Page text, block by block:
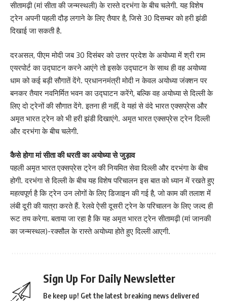
सीतामढ़ी (मां सीता की जन्मस्थली) के रास्ते दरभंगा के बीच चलेगी. यह विशेष
ट्रेन अपनी पहली दौड़ लगाने के लिए तैयार है, जिसे 30 दिसम्बर को हरी झंडी
दिखाई जा सकती है.
दरअसल, पीएम मोदी जब 30 दिसंबर को उत्तर प्रदेश के अयोध्या में श्री राम
एयरपोर्ट का उद्घाटन करने आएंगे तो इसके उद्घाटन के साथ ही वह अयोध्या
धाम को कई बड़ी सौगातें देंगे. प्रधाननमंत्री मोदी न केवल अयोध्या जंक्शन पर
बनकर तैयार नवनिर्मित भवन का उद्घाटन करेंगे, बल्कि वह अयोध्या से दिल्ली के
लिए दो ट्रेनों की सौगात देंगे. इतना ही नहीं, वे यहां से वंदे भारत एक्सप्रेस और
अमृत भारत ट्रेन को भी हरी झंडी दिखाएंगे. अमृत भारत एक्सप्रेस ट्रेन दिल्ली
और दरभंगा के बीच चलेगी.
कैसे होगा मां सीता की धरती का अयोध्या से जुड़ाव
पहली अमृत भारत एक्सप्रेस ट्रेन की नियमित सेवा दिल्ली और दरभंगा के बीच
होगी. दरभंगा से दिल्ली के बीच यह विशेष परिचालन इस बात को ध्यान में रखते हुए
महत्वपूर्ण है कि ट्रेन उन लोगों के लिए डिजाइन की गई है, जो काम की तलाश में
लंबी दूरी की यात्रा करते हैं. रेलवे ऐसी दूसरी ट्रेन के परिचालन के लिए जल्द ही
रूट तय करेगा. बताया जा रहा है कि यह अमृत भारत ट्रेन सीतामढ़ी (मां जानकी
का जन्मस्थल)-रक्सौल के रास्ते अयोध्या होते हुए दिल्ली आएगी.
Sign Up For Daily Newsletter
Be keep up! Get the latest breaking news delivered